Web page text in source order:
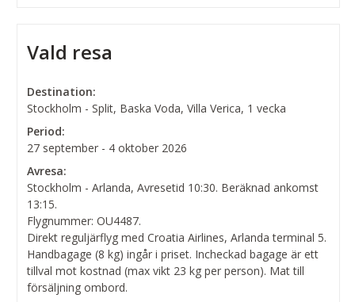
Vald resa
Destination:
Stockholm - Split, Baska Voda, Villa Verica, 1 vecka
Period:
27 september - 4 oktober 2026
Avresa:
Stockholm - Arlanda, Avresetid 10:30. Beräknad ankomst
13:15.
Flygnummer: OU4487.
Direkt reguljärflyg med Croatia Airlines, Arlanda terminal 5.
Handbagage (8 kg) ingår i priset. Incheckad bagage är ett
tillval mot kostnad (max vikt 23 kg per person). Mat till
försäljning ombord.